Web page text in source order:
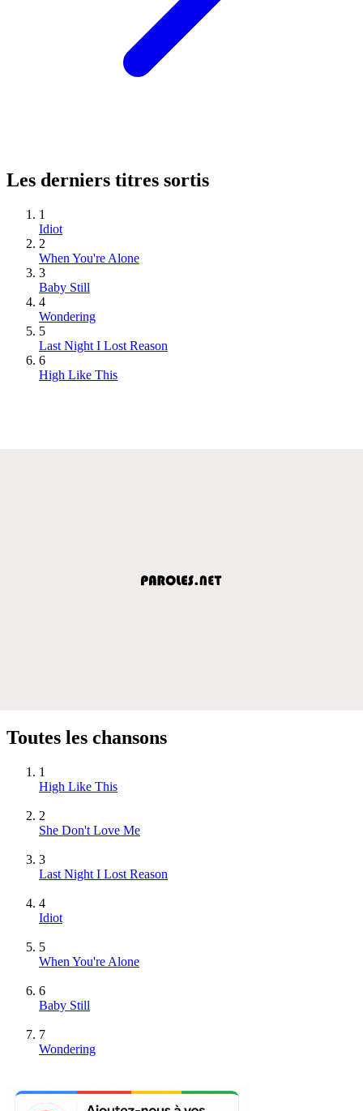
Les derniers titres sortis
1
Idiot
2
When You're Alone
3
Baby Still
4
Wondering
5
Last Night I Lost Reason
6
High Like This
Toutes les chansons
1
High Like This
2
She Don't Love Me
3
Last Night I Lost Reason
4
Idiot
5
When You're Alone
6
Baby Still
7
Wondering